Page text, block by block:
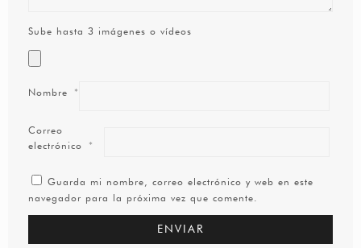
Sube hasta 3 imágenes o vídeos
Nombre *
Correo
electrónico *
Guarda mi nombre, correo electrónico y web en este
navegador para la próxima vez que comente.